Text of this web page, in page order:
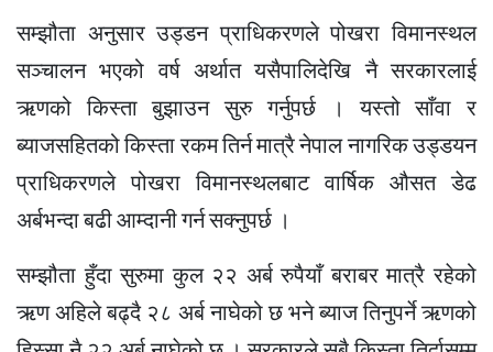
सम्झौता अनुसार उड्डन प्राधिकरणले पोखरा विमानस्थल
सञ्चालन भएको वर्ष अर्थात यसैपालिदेखि नै सरकारलाई
ऋणको किस्ता बुझाउन सुरु गर्नुपर्छ । यस्तो साँवा र
ब्याजसहितको किस्ता रकम तिर्न मात्रै नेपाल नागरिक उड्डयन
प्राधिकरणले पोखरा विमानस्थलबाट वार्षिक औसत डेढ
अर्बभन्दा बढी आम्दानी गर्न सक्नुपर्छ ।
सम्झौता हुँदा सुरुमा कुल २२ अर्ब रुपैयाँ बराबर मात्रै रहेको
ऋण अहिले बढ्दै २८ अर्ब नाघेको छ भने ब्याज तिनुपर्ने ऋणको